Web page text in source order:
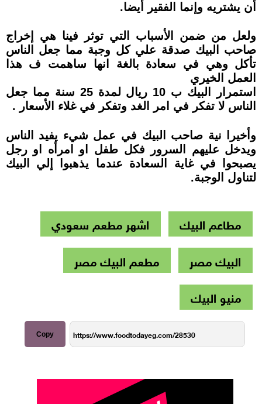
أن يشتريه وإنما الفقير أيضا.
ولعل من ضمن الأسباب التي توثر فينا هي إخراج
صاحب البيك صدقة علي كل وجبة مما جعل الناس
تأكل وهي في سعادة بالغة انها ساهمت ف هذا
العمل الخيري
استمرار البيك ب 10 ريال لمدة 25 سنة مما جعل
الناس لا تفكر في امر الغد وتفكر في غلاء الأسعار .
وأخيرا نية صاحب البيك في عمل شيء يفيد الناس
ويدخل عليهم السرور فكل طفل او امرأه او رجل
يصبحوا في غاية السعادة عندما يذهبوا إلي البيك
لتناول الوجبة.
مطاعم البيك
اشهر مطعم سعودي
البيك مصر
مطعم البيك مصر
منيو البيك
Copy